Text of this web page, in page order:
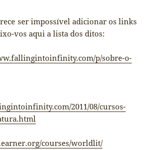
ser impossível adicionar os links
vos aqui a lista dos ditos:
p/sobre-o-
2011/08/cursos-
courses/worldlit/